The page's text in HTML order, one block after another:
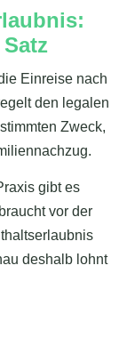
Einreise nach
den legalen
Zweck,
gibt es
vor der
deshalb lohnt